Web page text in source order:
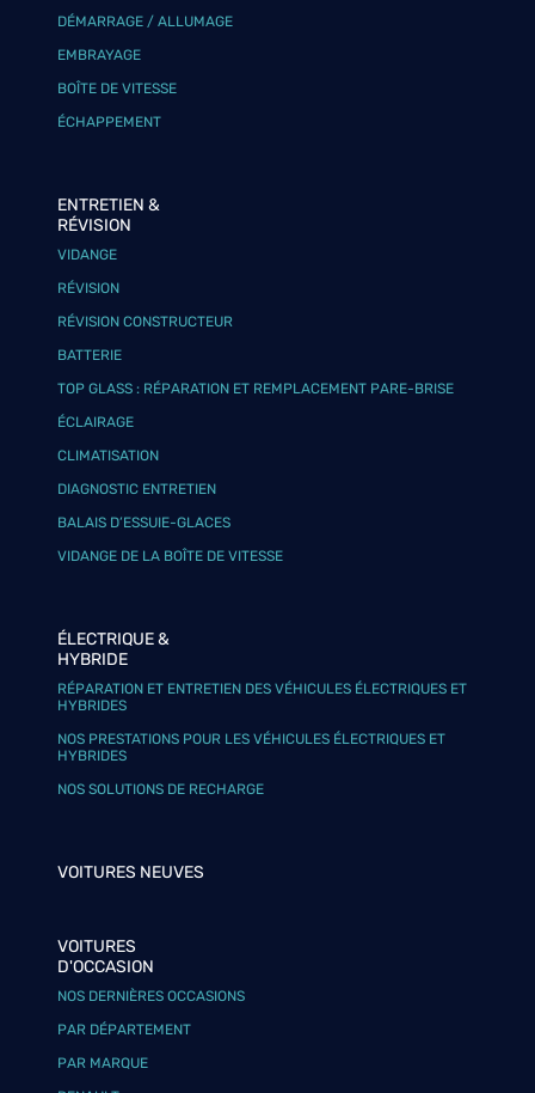
DÉMARRAGE / ALLUMAGE
EMBRAYAGE
BOÎTE DE VITESSE
ÉCHAPPEMENT
ENTRETIEN &
RÉVISION
VIDANGE
RÉVISION
RÉVISION CONSTRUCTEUR
BATTERIE
TOP GLASS : RÉPARATION ET REMPLACEMENT PARE-BRISE
ÉCLAIRAGE
CLIMATISATION
DIAGNOSTIC ENTRETIEN
BALAIS D’ESSUIE-GLACES
VIDANGE DE LA BOÎTE DE VITESSE
ÉLECTRIQUE &
HYBRIDE
RÉPARATION ET ENTRETIEN DES VÉHICULES ÉLECTRIQUES ET
HYBRIDES
NOS PRESTATIONS POUR LES VÉHICULES ÉLECTRIQUES ET
HYBRIDES
NOS SOLUTIONS DE RECHARGE
VOITURES NEUVES
VOITURES
D'OCCASION
NOS DERNIÈRES OCCASIONS
PAR DÉPARTEMENT
PAR MARQUE